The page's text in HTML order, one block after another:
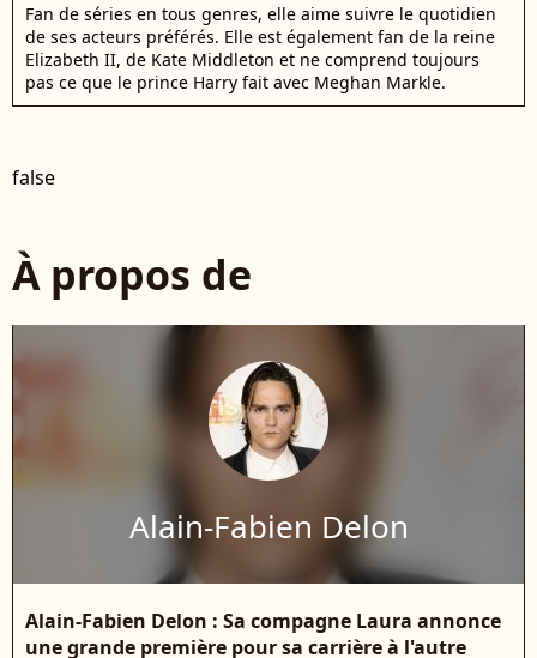
Fan de séries en tous genres, elle aime suivre le quotidien
de ses acteurs préférés. Elle est également fan de la reine
Elizabeth II, de Kate Middleton et ne comprend toujours
pas ce que le prince Harry fait avec Meghan Markle.
false
À propos de
Alain-Fabien Delon
Alain-Fabien Delon : Sa compagne Laura annonce
une grande première pour sa carrière à l'autre